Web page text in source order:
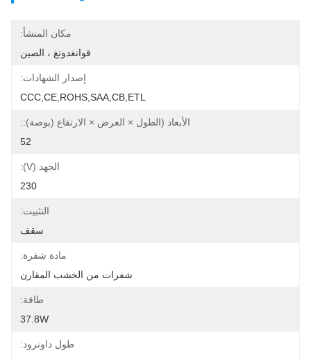
مكان المنشأ:
قوانغدونغ ، الصين
إصدار الشهادات:
CCC,CE,ROHS,SAA,CB,ETL
الأبعاد (الطول × العرض × الارتفاع (بوصة)::
52
الجهد (V):
230
التثبيت:
سقف
مادة شفرة:
شفرات من الخشب المقارن
طاقة:
37.8W
طول داونرود: